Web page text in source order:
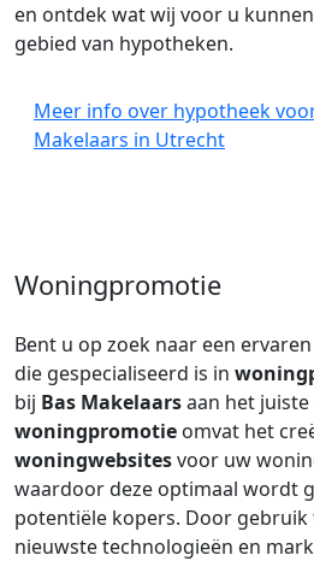
en ontdek wat wij voor u
gebied van hypotheken.
Meer info over hypotheek
Makelaars in Utrecht
Woningpromotie
Bent u op zoek naar een ervaren
die gespecialiseerd is in
bij Bas Makelaarsaan het
woningpromotie omvat het
woningwebsitesvoor uw
waardoor deze optimaal wordt
potentiële kopers. Door gebruik
nieuwste technologieën en